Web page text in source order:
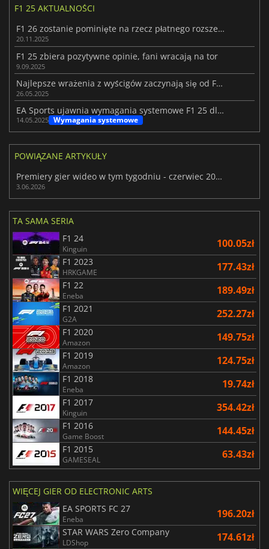
F1 25 AKTUALNOŚCI
F1 26 zostanie pominięte na rzecz płatnego rozszerzenia dla F1 25
20.11.2025
F1 25 zbiera pozytywne opinie, fani wracają na tor
9.09.2025
Najlepsze wrażenia z wyścigów zaczynają się od F1 25
26.05.2025
EA Sports ujawnia wymagania systemowe F1 25 dla komputerów PC
14.05.2025 Wymagania systemowe
POWIĄZANE ARTYKUŁY
Premiery gier wideo w tym tygodniu - czerwiec 2026 (tydzień 23)
3.06.2026
TA SAMA SERIA
F1 24
Kinguin 100.05zł
F1 2023
HRKGAME 177.43zł
F1 22
Eneba 189.49zł
F1 2021
G2A 252.27zł
F1 2020
Amazon 149.75zł
F1 2019
Amazon 124.75zł
F1 2018
Eneba 19.74zł
F1 2017
Kinguin 354.42zł
F1 2016
Game Boost 144.45zł
F1 2015
GAMESEAL 63.43zł
WIĘCEJ GIER OD ELECTRONIC ARTS
EA SPORTS FC 27
Eneba 196.20zł
STAR WARS Zero Company
LDShop 174.61zł